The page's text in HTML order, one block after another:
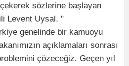
sözlerine başlayan
Levent Uysal, "
genelinde bir kamuoyu
açıklamaları sonrası
çözeceğiz. Geçen yıl